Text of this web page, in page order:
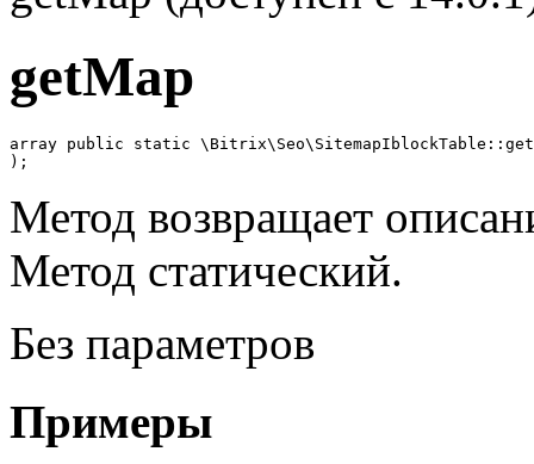
getMap
array public static
);
Метод возвращает
Метод статический.
Без параметров
Примеры